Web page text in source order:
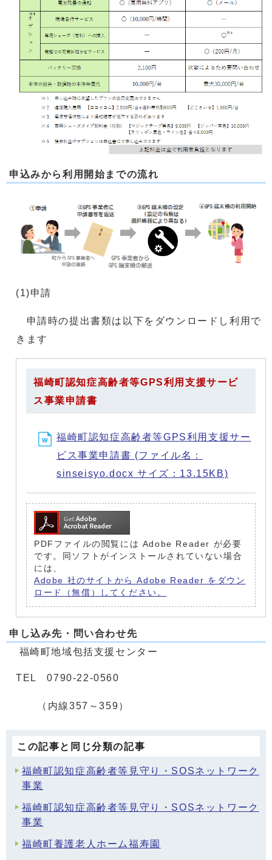
申込みから利用開始までの流れ
(1)申請
申請時の提出書類は以下をダウンロードし利用で
きます
福崎町認知症高齢者等GPS利用支援サービ
ス事業申請書
福崎町認知症高齢者等GPS利用支援サー
ビス事業申請書 (ファイル名：
sinseisyo.docx サイズ：13.15KB)
PDFファイルの閲覧には Adobe Reader が必要
です。同ソフトがインストールされていない場合
には、
Adobe 社のサイトから Adobe Reader をダウン
ロード（無償）してください。
申し込み先・問い合わせ先
福崎町地域包括支援センター
TEL 0790-22-0560
（内線357～359）
この記事と同じ分類の記事
福崎町認知症高齢者等見守り・SOSネットワーク
事業
福崎町認知症高齢者等見守り・SOSネットワーク
事業
福崎町養護老人ホーム福寿園